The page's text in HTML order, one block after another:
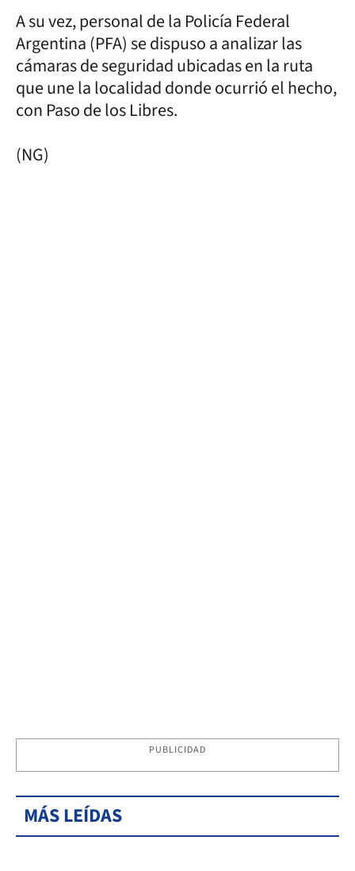
A su vez, personal de la Policía Federal
Argentina (PFA) se dispuso a analizar las
cámaras de seguridad ubicadas en la ruta
que une la localidad donde ocurrió el hecho,
con Paso de los Libres.
(NG)
PUBLICIDAD
MÁS LEÍDAS